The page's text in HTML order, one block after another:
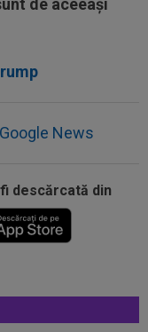
Google News
descărcată din
zis în față